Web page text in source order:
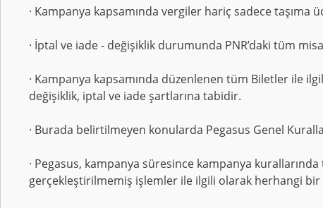
· Kampanya kapsamında vergiler hariç sadece
· İptal ve iade - değişiklik durumunda PNR’daki tüm
· Kampanya kapsamında düzenlenen tüm Biletler ile
değişiklik, iptal ve iade şartlarına tabidir.
· Burada belirtilmeyen konularda Pegasus Genel
· Pegasus, kampanya süresince kampanya
gerçekleştirilmemiş işlemler ile ilgili olarak herhangi